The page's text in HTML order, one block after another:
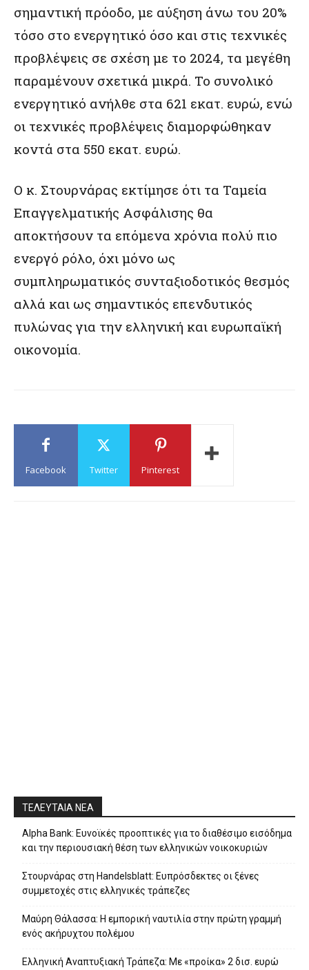
σημαντική πρόοδο, με αύξηση άνω του 20%
τόσο στο ενεργητικό όσο και στις τεχνικές
προβλέψεις σε σχέση με το 2024, τα μεγέθη
παραμένουν σχετικά μικρά. Το συνολικό
ενεργητικό ανήλθε στα 621 εκατ. ευρώ, ενώ
οι τεχνικές προβλέψεις διαμορφώθηκαν
κοντά στα 550 εκατ. ευρώ.
Ο κ. Στουρνάρας εκτίμησε ότι τα Ταμεία
Επαγγελματικής Ασφάλισης θα
αποκτήσουν τα επόμενα χρόνια πολύ πιο
ενεργό ρόλο, όχι μόνο ως
συμπληρωματικός συνταξιοδοτικός θεσμός
αλλά και ως σημαντικός επενδυτικός
πυλώνας για την ελληνική και ευρωπαϊκή
οικονομία.
Facebook Twitter Pinterest
ΤΕΛΕΥΤΑΙΑ ΝΕΑ
Alpha Bank: Ευνοϊκές προοπτικές για το διαθέσιμο εισόδημα
και την περιουσιακή θέση των ελληνικών νοικοκυριών
Στουρνάρας στη Handelsblatt: Ευπρόσδεκτες οι ξένες
συμμετοχές στις ελληνικές τράπεζες
Μαύρη Θάλασσα: Η εμπορική ναυτιλία στην πρώτη γραμμή
ενός ακήρυχτου πολέμου
Ελληνική Αναπτυξιακή Τράπεζα: Με «προίκα» 2 δισ. ευρώ